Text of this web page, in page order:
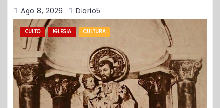
Ago 8, 2026 Diario5
CULTO IGLESIA CULTURA